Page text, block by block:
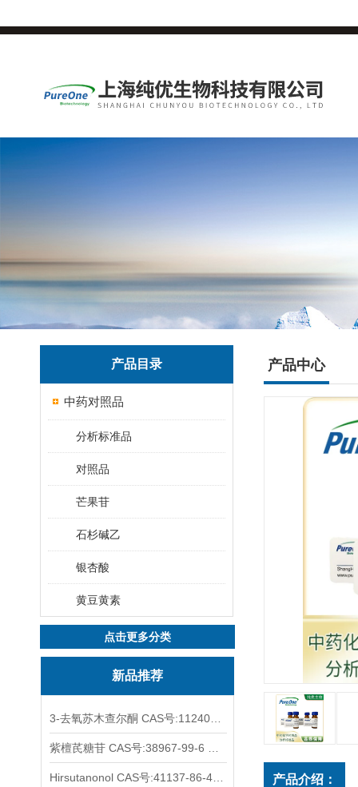
产品目录
中药对照品
分析标准品
对照品
芒果苷
石杉碱乙
银杏酸
黄豆黄素
点击更多分类
新品推荐
产品中心
产品介绍：